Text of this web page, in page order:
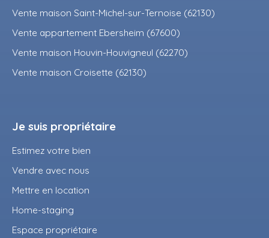
Vente maison Saint-Michel-sur-Ternoise (62130)
Vente appartement Ebersheim (67600)
Vente maison Houvin-Houvigneul (62270)
Vente maison Croisette (62130)
Je suis propriétaire
Estimez votre bien
Vendre avec nous
Mettre en location
Home-staging
Espace propriétaire